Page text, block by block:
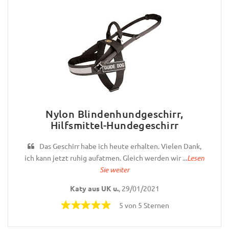
Nylon Blindenhundgeschirr,
Hilfsmittel-Hundegeschirr
Das Geschirr habe ich heute erhalten. Vielen Dank,
ich kann jetzt ruhig aufatmen. Gleich werden wir ...Lesen
Sie weiter
Katy aus UK u., 29/01/2021
5 von 5 Sternen